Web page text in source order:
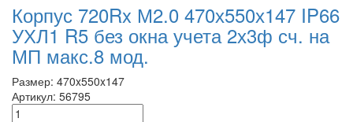
Корпус 720Rx М2.0 470х550х147 IP66
УХЛ1 R5 без окна учета 2х3ф сч. на
МП макс.8 мод.
Размер: 470x550x147
Артикул: 56795